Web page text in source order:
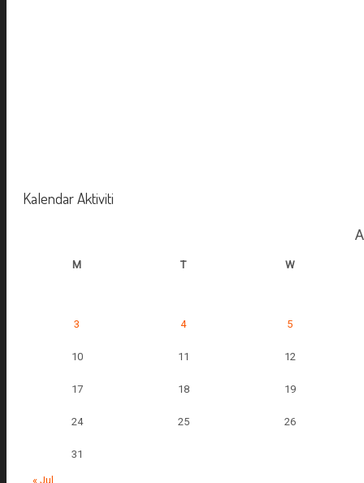
Kalendar Aktiviti
M T W
3 4 5
10 11 12
17 18 19
24 25 26
31
« Jul